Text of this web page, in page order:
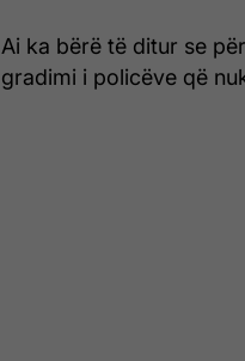
Ai ka bërë të ditur se
gradimi i policëve që